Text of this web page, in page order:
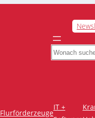
Search
Flurförderzeuge
IT +